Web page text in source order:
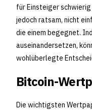
für Einsteiger
jedoch ratsam, nicht
die einem begegnet.
auseinandersetzen,
wohlüberlegte
Bitcoin-
Die wichtigsten